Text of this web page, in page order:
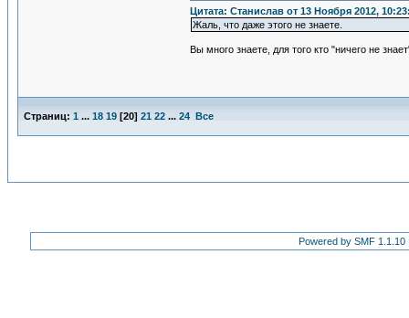
Цитата: Станислав от 13 Ноября 2012,
Жаль, что даже этого не знаете.
Вы много знаете, для того кто "ничего не
Страниц: 1 ... 18 19 [20] 21 22 ... 24 Все
Powered by SMF 1.1.10